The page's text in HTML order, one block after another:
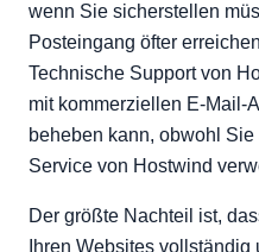
wenn Sie sicherstellen
Posteingang öfter
Technische Support von
mit kommerziellen E-Mail-
beheben kann, obwohl
Service von Hostwind
Der größte Nachteil ist,
Ihren Websites